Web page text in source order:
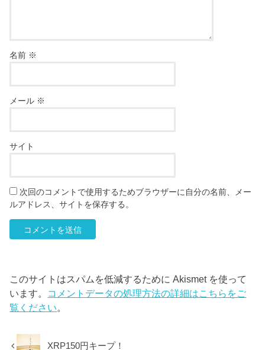
名前 ※
メール ※
サイト
次回のコメントで使用するためブラウザーに自分の名前、メー
ルアドレス、サイトを保存する。
このサイトはスパムを低減するために Akismet を使って
います。 コメントデータの処理方法の詳細はこちらをご
覧ください。
XRP150円キープ！